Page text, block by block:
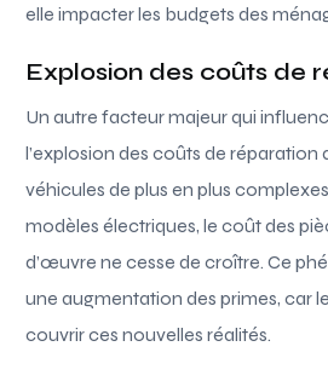
elle impacter les budgets des
Explosion des coûts de
Un autre facteur majeur qui
l’explosion des coûts de
véhicules de plus en plus complexes
modèles électriques, le coût des
d’œuvre ne cesse de croître. Ce
une augmentation des primes, car
couvrir ces nouvelles réalités.